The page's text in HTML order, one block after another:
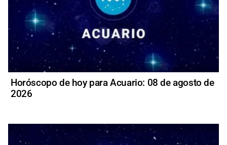
Horóscopo de hoy para Acuario: 08 de agosto de
2026